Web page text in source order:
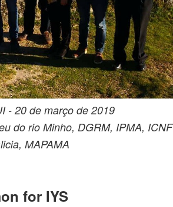
- 20 de março de 2019
do rio Minho, DGRM, IPMA, ICNF
MAPAMA
for IYS